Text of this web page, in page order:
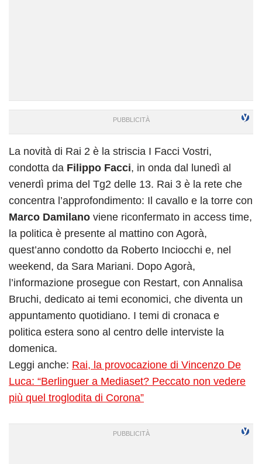
La novità di Rai 2 è la striscia I Facci Vostri,
condotta da Filippo Facci, in onda dal lunedì al
venerdì prima del Tg2 delle 13. Rai 3 è la rete che
concentra l’approfondimento: Il cavallo e la torre con
Marco Damilano viene riconfermato in access time,
la politica è presente al mattino con Agorà,
quest’anno condotto da Roberto Inciocchi e, nel
weekend, da Sara Mariani. Dopo Agorà,
l’informazione prosegue con Restart, con Annalisa
Bruchi, dedicato ai temi economici, che diventa un
appuntamento quotidiano. I temi di cronaca e
politica estera sono al centro delle interviste la
domenica.
Leggi anche: Rai, la provocazione di Vincenzo De
Luca: “Berlinguer a Mediaset? Peccato non vedere
più quel troglodita di Corona”